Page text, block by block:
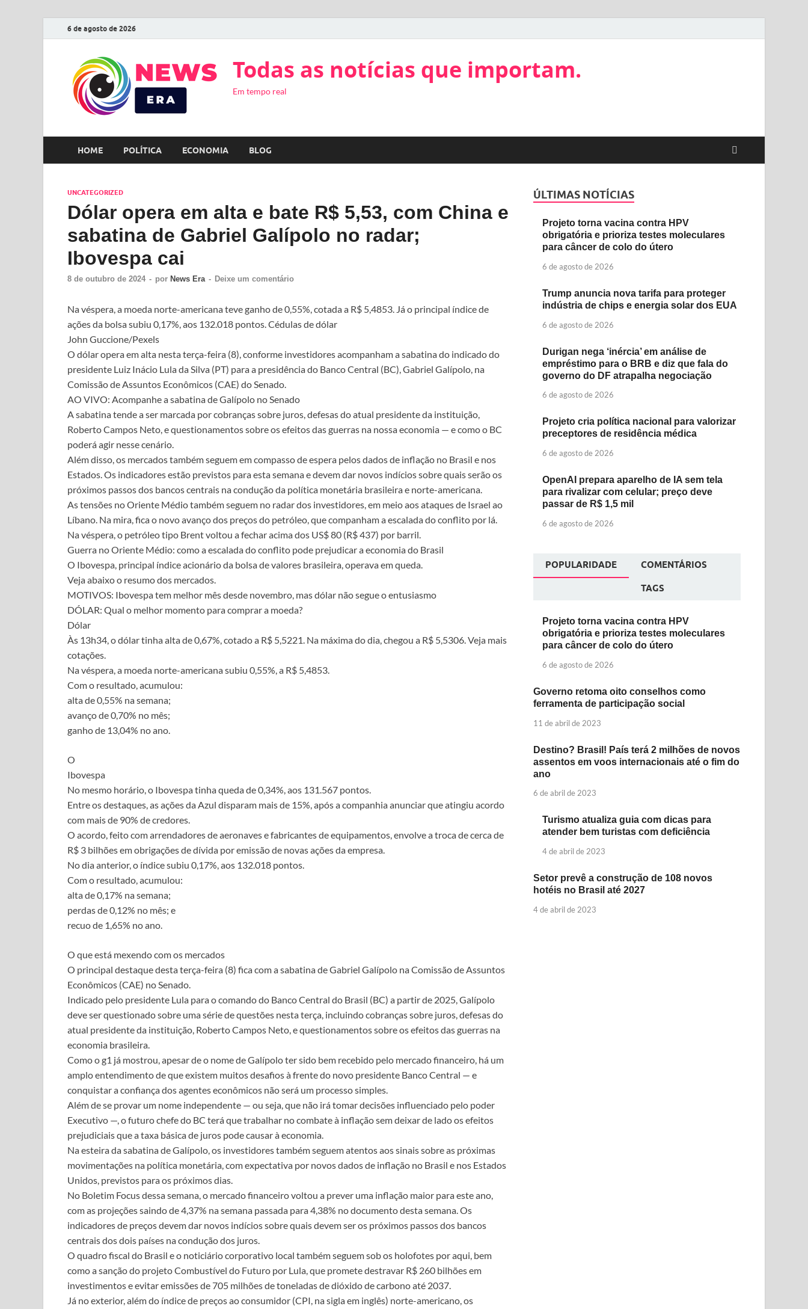
6 de agosto de 2026
Todas as notícias que importam.
Em tempo real
HOME POLÍTICA ECONOMIA BLOG
UNCATEGORIZED
Dólar opera em alta e bate R$ 5,53, com China e
sabatina de Gabriel Galípolo no radar;
Ibovespa cai
8 de outubro de 2024 - por News Era - Deixe um comentário
Na véspera, a moeda norte-americana teve ganho de 0,55%, cotada a R$ 5,4853. Já o principal índice de
ações da bolsa subiu 0,17%, aos 132.018 pontos. Cédulas de dólar
John Guccione/Pexels
O dólar opera em alta nesta terça-feira (8), conforme investidores acompanham a sabatina do indicado do
presidente Luiz Inácio Lula da Silva (PT) para a presidência do Banco Central (BC), Gabriel Galípolo, na
Comissão de Assuntos Econômicos (CAE) do Senado.
AO VIVO: Acompanhe a sabatina de Galípolo no Senado
A sabatina tende a ser marcada por cobranças sobre juros, defesas do atual presidente da instituição,
Roberto Campos Neto, e questionamentos sobre os efeitos das guerras na nossa economia — e como o BC
poderá agir nesse cenário.
Além disso, os mercados também seguem em compasso de espera pelos dados de inflação no Brasil e nos
Estados. Os indicadores estão previstos para esta semana e devem dar novos indícios sobre quais serão os
próximos passos dos bancos centrais na condução da política monetária brasileira e norte-americana.
As tensões no Oriente Médio também seguem no radar dos investidores, em meio aos ataques de Israel ao
Líbano. Na mira, fica o novo avanço dos preços do petróleo, que companham a escalada do conflito por lá.
Na véspera, o petróleo tipo Brent voltou a fechar acima dos US$ 80 (R$ 437) por barril.
Guerra no Oriente Médio: como a escalada do conflito pode prejudicar a economia do Brasil
O Ibovespa, principal índice acionário da bolsa de valores brasileira, operava em queda.
Veja abaixo o resumo dos mercados.
MOTIVOS: Ibovespa tem melhor mês desde novembro, mas dólar não segue o entusiasmo
DÓLAR: Qual o melhor momento para comprar a moeda?
Dólar
Às 13h34, o dólar tinha alta de 0,67%, cotado a R$ 5,5221. Na máxima do dia, chegou a R$ 5,5306. Veja mais
cotações.
Na véspera, a moeda norte-americana subiu 0,55%, a R$ 5,4853.
Com o resultado, acumulou:
alta de 0,55% na semana;
avanço de 0,70% no mês;
ganho de 13,04% no ano.
O
Ibovespa
No mesmo horário, o Ibovespa tinha queda de 0,34%, aos 131.567 pontos.
Entre os destaques, as ações da Azul disparam mais de 15%, após a companhia anunciar que atingiu acordo
com mais de 90% de credores.
O acordo, feito com arrendadores de aeronaves e fabricantes de equipamentos, envolve a troca de cerca de
R$ 3 bilhões em obrigações de dívida por emissão de novas ações da empresa.
No dia anterior, o índice subiu 0,17%, aos 132.018 pontos.
Com o resultado, acumulou:
alta de 0,17% na semana;
perdas de 0,12% no mês; e
recuo de 1,65% no ano.
O que está mexendo com os mercados
O principal destaque desta terça-feira (8) fica com a sabatina de Gabriel Galípolo na Comissão de Assuntos
Econômicos (CAE) no Senado.
Indicado pelo presidente Lula para o comando do Banco Central do Brasil (BC) a partir de 2025, Galípolo
deve ser questionado sobre uma série de questões nesta terça, incluindo cobranças sobre juros, defesas do
atual presidente da instituição, Roberto Campos Neto, e questionamentos sobre os efeitos das guerras na
economia brasileira.
Como o g1 já mostrou, apesar de o nome de Galípolo ter sido bem recebido pelo mercado financeiro, há um
amplo entendimento de que existem muitos desafios à frente do novo presidente Banco Central — e
conquistar a confiança dos agentes econômicos não será um processo simples.
Além de se provar um nome independente — ou seja, que não irá tomar decisões influenciado pelo poder
Executivo —, o futuro chefe do BC terá que trabalhar no combate à inflação sem deixar de lado os efeitos
prejudiciais que a taxa básica de juros pode causar à economia.
Na esteira da sabatina de Galípolo, os investidores também seguem atentos aos sinais sobre as próximas
movimentações na política monetária, com expectativa por novos dados de inflação no Brasil e nos Estados
Unidos, previstos para os próximos dias.
No Boletim Focus dessa semana, o mercado financeiro voltou a prever uma inflação maior para este ano,
com as projeções saindo de 4,37% na semana passada para 4,38% no documento desta semana. Os
indicadores de preços devem dar novos indícios sobre quais devem ser os próximos passos dos bancos
centrais dos dois países na condução dos juros.
O quadro fiscal do Brasil e o noticiário corporativo local também seguem sob os holofotes por aqui, bem
como a sanção do projeto Combustível do Futuro por Lula, que promete destravar R$ 260 bilhões em
investimentos e evitar emissões de 705 milhões de toneladas de dióxido de carbono até 2037.
Já no exterior, além do índice de preços ao consumidor (CPI, na sigla em inglês) norte-americano, os
ÚLTIMAS NOTÍCIAS
Projeto torna vacina contra HPV
obrigatória e prioriza testes moleculares
para câncer de colo do útero
6 de agosto de 2026
Trump anuncia nova tarifa para proteger
indústria de chips e energia solar dos EUA
6 de agosto de 2026
Durigan nega ‘inércia’ em análise de
empréstimo para o BRB e diz que fala do
governo do DF atrapalha negociação
6 de agosto de 2026
Projeto cria política nacional para valorizar
preceptores de residência médica
6 de agosto de 2026
OpenAI prepara aparelho de IA sem tela
para rivalizar com celular; preço deve
passar de R$ 1,5 mil
6 de agosto de 2026
POPULARIDADE COMENTÁRIOS
TAGS
Projeto torna vacina contra HPV
obrigatória e prioriza testes moleculares
para câncer de colo do útero
6 de agosto de 2026
Governo retoma oito conselhos como
ferramenta de participação social
11 de abril de 2023
Destino? Brasil! País terá 2 milhões de novos
assentos em voos internacionais até o fim do
ano
6 de abril de 2023
Turismo atualiza guia com dicas para
atender bem turistas com deficiência
4 de abril de 2023
Setor prevê a construção de 108 novos
hotéis no Brasil até 2027
4 de abril de 2023